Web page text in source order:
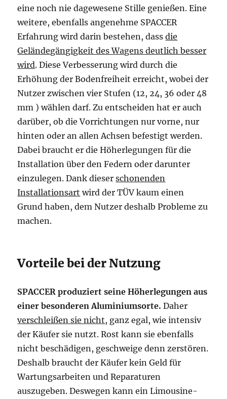
eine noch nie dagewesene Stille genießen. Eine
weitere, ebenfalls angenehme SPACCER
Erfahrung wird darin bestehen, dassdie
Geländegängigkeit des Wagens deutlich besser
wird. Diese Verbesserung wird durch die
Erhöhung der Bodenfreiheit erreicht, wobei der
Nutzer zwischen vier Stufen (12, 24, 36 oder 48
mm ) wählen darf. Zu entscheiden hat er auch
darüber, ob die Vorrichtungen nur vorne, nur
hinten oder an allen Achsen befestigt werden.
Dabei braucht er die Höherlegungen für die
Installation über den Federn oder darunter
einzulegen. Dank dieserschonenden
Installationsart wird der TÜV kaum einen
Grund haben, dem Nutzer deshalb Probleme zu
machen.
Vorteile bei der Nutzung
SPACCER produziert seine Höherlegungen aus
einer besonderen Aluminiumsorte. Daher
verschleißen sie nicht, ganz egal, wie intensiv
der Käufer sie nutzt. Rost kann sie ebenfalls
nicht beschädigen, geschweige denn zerstören.
Deshalb braucht der Käufer kein Geld für
Wartungsarbeiten und Reparaturen
auszugeben. Deswegen kann ein Limousine-